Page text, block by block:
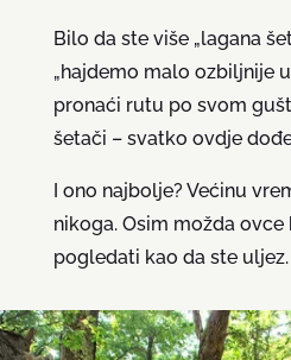
Bilo da ste više „lagana
„hajdemo malo ozbiljnije
pronaći rutu po svom
šetači – svatko ovdje
I ono najbolje? Većinu
nikoga. Osim možda ovce
pogledati kao da ste uljez.